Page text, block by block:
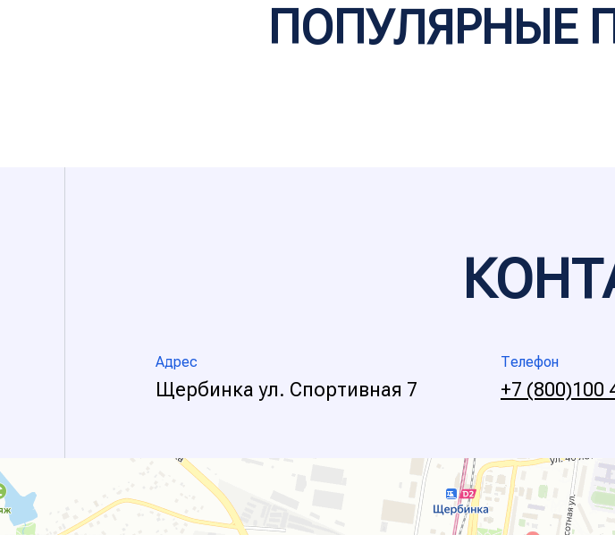
ПОПУЛЯРНЬIЕ
Адрес
Щербинка ул. Спортивная 7
Телефон
+7 (800)100